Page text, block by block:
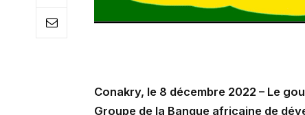
Conakry, le 8 décembre 2022 – Le
Groupe de la Banque africaine de